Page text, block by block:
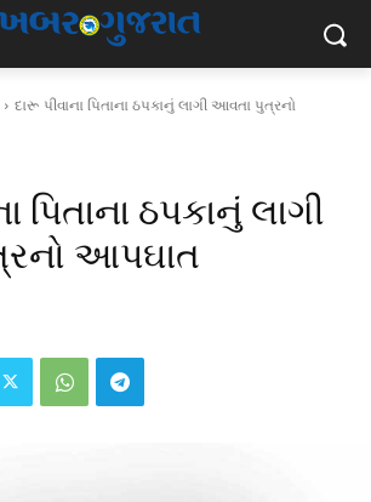
દારૂ પીવાના પિતાના ઠપકાનું લાગી આવતા પુત્રનો
પિતાના ઠપકાનું લાગી
આપઘાત